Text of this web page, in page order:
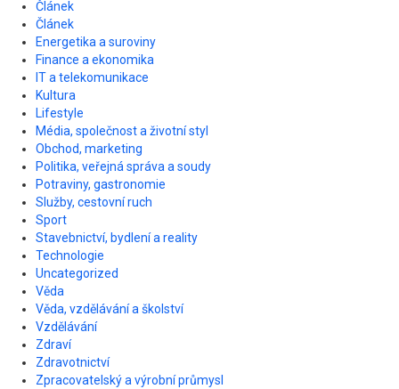
Článek
Článek
Energetika a suroviny
Finance a ekonomika
IT a telekomunikace
Kultura
Lifestyle
Média, společnost a životní styl
Obchod, marketing
Politika, veřejná správa a soudy
Potraviny, gastronomie
Služby, cestovní ruch
Sport
Stavebnictví, bydlení a reality
Technologie
Uncategorized
Věda
Věda, vzdělávání a školství
Vzdělávání
Zdraví
Zdravotnictví
Zpracovatelský a výrobní průmysl